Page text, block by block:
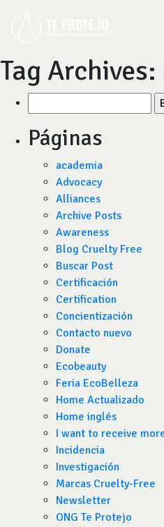
Tag Archives:
por:
Páginas
academia
Advocacy
Alliances
Archive Posts
Awareness
Blog Cruelty Free
Buscar Post
Certificación
Certification
Concientización
Contacto nuevo
Donate
Ecobeauty
Feria EcoBelleza
Home Actualizado
Home inglés
I want to receive
Incidencia
Investigación
Marcas Cruelty-Free
Newsletter
ONG Te Protejo